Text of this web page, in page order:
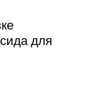
для